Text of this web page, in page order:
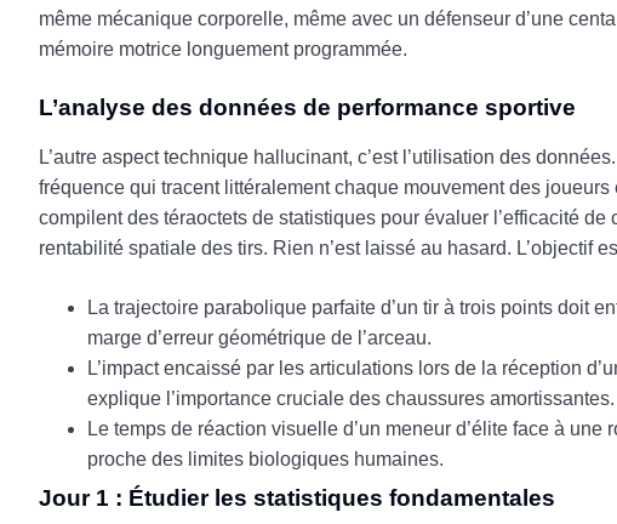
même mécanique corporelle, même avec un défenseur d’une
mémoire motrice longuement programmée.
L’analyse des données de performance sportive
L’autre aspect technique hallucinant, c’est l’utilisation des
fréquence qui tracent littéralement chaque mouvement des
compilent des téraoctets de statistiques pour évaluer l’efficacité
rentabilité spatiale des tirs. Rien n’est laissé au hasard. L’objectif
La trajectoire parabolique parfaite d’un tir à trois points doit
marge d’erreur géométrique de l’arceau.
L’impact encaissé par les articulations lors de la réception
explique l’importance cruciale des chaussures amortissantes.
Le temps de réaction visuelle d’un meneur d’élite face à
proche des limites biologiques humaines.
Jour 1 : Étudier les statistiques fondamentales